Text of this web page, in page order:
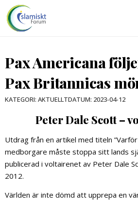
Pax Americana
Pax Britannicas
KATEGORI: AKTUELLTDATUM: 2023-04-12
Peter Dale Scott –
Utdrag från en artikel med titeln
medborgare måste stoppa sitt lands
publicerad i voltairenet av Peter Dale
2012.
Världen är inte dömd att upprepa en